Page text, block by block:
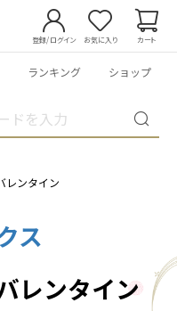
登録/ログイン お気に入り カート
ランキング ショップ
レンタイン
ス
レンタイン